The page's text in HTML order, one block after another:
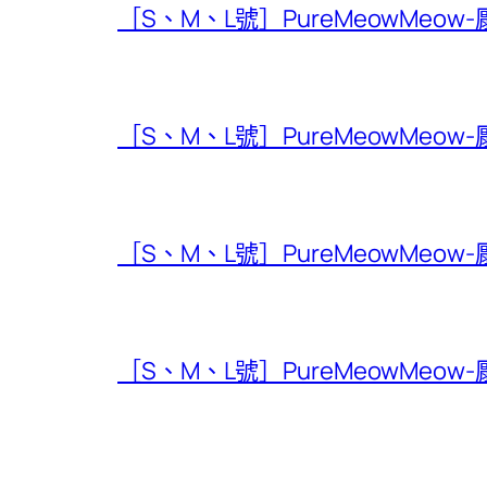
［S、M、L號］
［S、M、L號］
［S、M、L號］
［S、M、L號］